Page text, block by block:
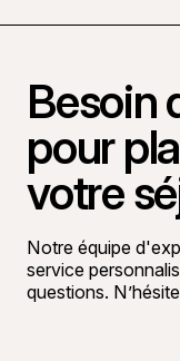
Besoin
pour
votre
Notre équipe
service
questions.